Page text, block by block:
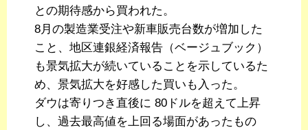
との期待感から買われた。
8月の製造業受注や新車販売台数が増加した
こと、地区連銀経済報告（ベージュブック）
も景気拡大が続いていることを示しているた
め、景気拡大を好感した買いも入った。
ダウは寄りつき直後に 80ドルを超えて上昇
し、過去最高値を上回る場面があったもの